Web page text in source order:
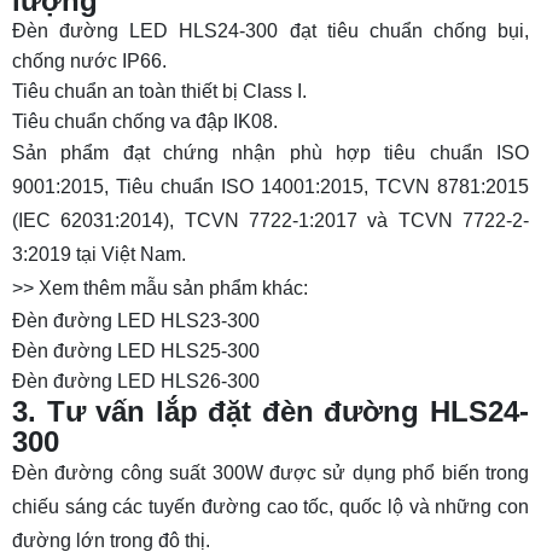
Đèn đường LED HLS24-300 đạt tiêu chuẩn chống bụi,
chống nước IP66.
Tiêu chuẩn an toàn thiết bị Class I.
Tiêu chuẩn chống va đập IK08.
Sản phẩm đạt chứng nhận phù hợp tiêu chuẩn ISO
9001:2015, Tiêu chuẩn ISO 14001:2015, TCVN 8781:2015
(IEC 62031:2014), TCVN 7722-1:2017 và TCVN 7722-2-
3:2019 tại Việt Nam.
>> Xem thêm mẫu sản phẩm khác:
Đèn đường LED HLS23-300
Đèn đường LED HLS25-300
Đèn đường LED HLS26-300
3. Tư vấn lắp đặt đèn đường HLS24-
300
Đèn đường công suất 300W được sử dụng phổ biến trong
chiếu sáng các tuyến đường cao tốc, quốc lộ và những con
đường lớn trong đô thị.